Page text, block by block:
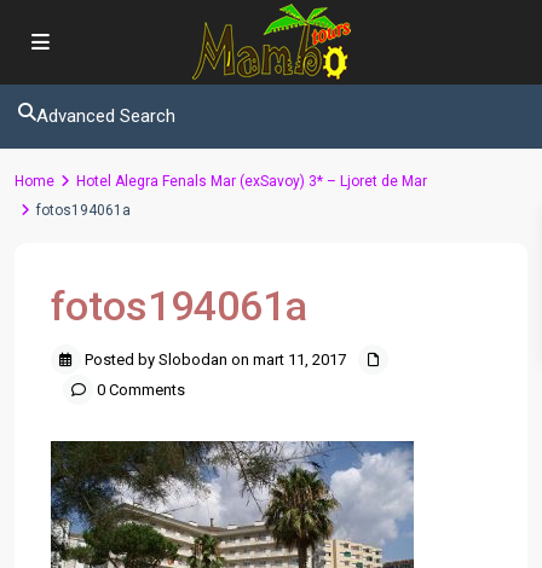
Advanced Search
Home
Hotel Alegra Fenals Mar (exSavoy) 3* – Ljoret de Mar
fotos194061a
fotos194061a
Posted by Slobodan on mart 11, 2017
0 Comments